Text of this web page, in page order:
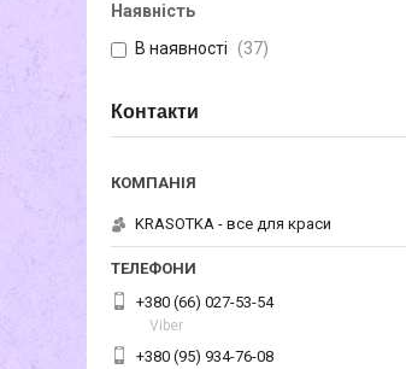
Наявність
В наявності
37
Контакти
KRASOTKA - все для краси
+380 (66) 027-53-54
Viber
+380 (95) 934-76-08